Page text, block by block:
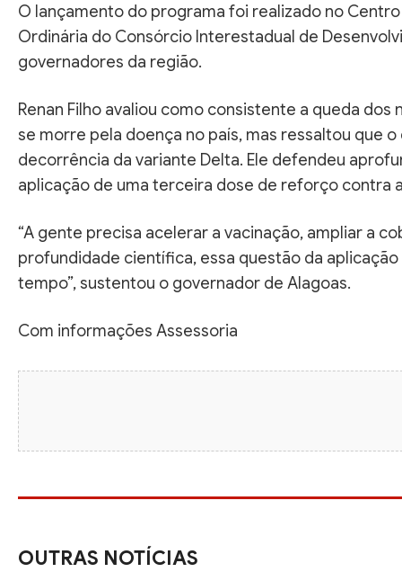
O lançamento do programa foi realizado no
Ordinária do Consórcio Interestadual de
governadores da região.
Renan Filho avaliou como consistente a queda
se morre pela doença no país, mas ressaltou que
decorrência da variante Delta. Ele defendeu
aplicação de uma terceira dose de reforço contra
“A gente precisa acelerar a vacinação, ampliar a
profundidade científica, essa questão da
tempo”, sustentou o governador de Alagoas.
Com informações Assessoria
OUTRAS NOTÍCIAS